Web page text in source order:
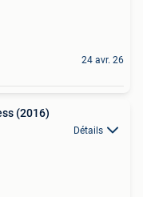
24 avr. 26
(2016)
Détails